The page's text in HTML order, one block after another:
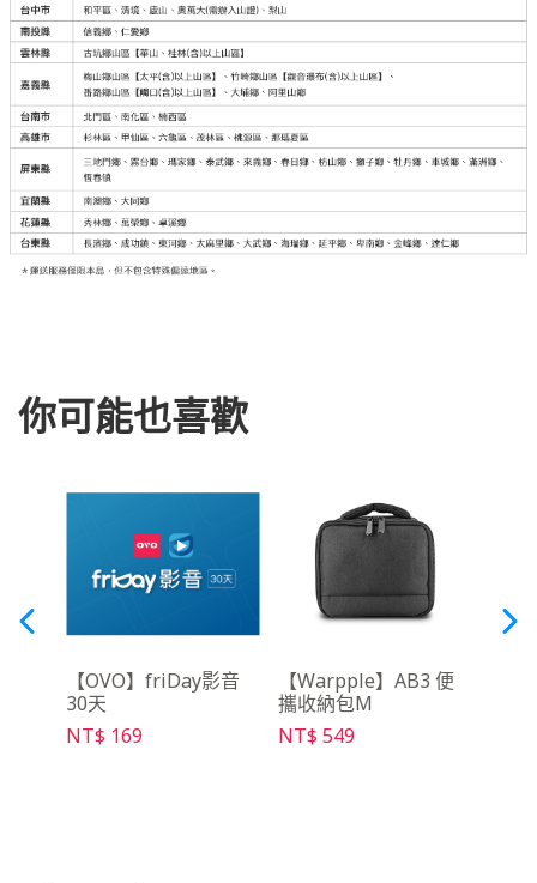
你可能也喜歡
【OVO】friDay影音
30天
NT$ 169
【Warpple】AB3 便
攜收納包M
NT$ 549